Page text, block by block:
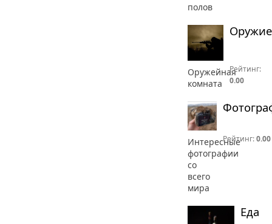
полов
Оружие
Оружейная
комната
Рейтинг:
0.00
Интересные
фотографии
со
всего
мира
Рейтинг:0.00
Еда